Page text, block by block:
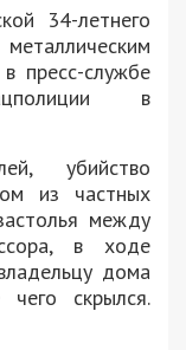
34-летнего
пресс-службе
в
убийство
из частных
между
в ходе
дома
чего скрылся.